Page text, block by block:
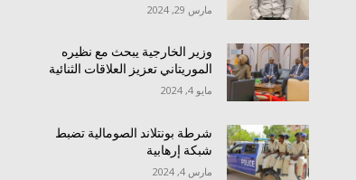
مارس 29, 2024
وزير الخارجية يبحث مع نظيره
الموريتاني تعزيز العلاقات الثنائية
مايو 4, 2024
شرطة بونتلاند الصومالية تضبط
شبكة إرهابية
مارس 4, 2024